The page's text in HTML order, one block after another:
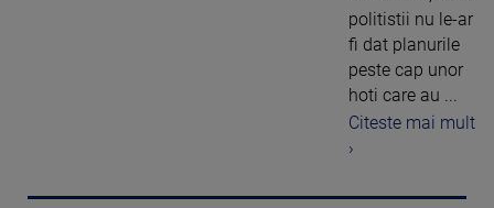
politistii nu le-ar
fi dat planurile
peste cap unor
hoti care au ...
Citeste mai mult
›